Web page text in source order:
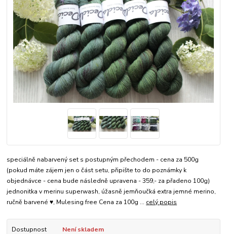
speciálně nabarvený set s postupným přechodem - cena za 500g
(pokud máte zájem jen o část setu, připište to do poznámky k
objednávce - cena bude následně upravena - 359,- za přadeno 100g)
jednonitka v merinu superwash, úžasně jemňoučká extra jemné merino,
ručně barvené ♥, Mulesing free Cena za 100g ... celý popis
Dostupnost Není skladem